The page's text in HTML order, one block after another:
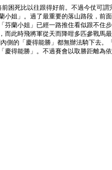
困死比以往跟得好前。不過今仗可
姐」。過了最重要的落山路段，前
芬蘭小姐」已經一路推住看似跟不
此時飛將軍從天而降咁多匹參戰馬
側的「慶得能勝」都無辦法騎下去
得能勝」。不過賽會以取勝距離為